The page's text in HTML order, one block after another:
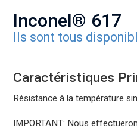
Inconel® 617
Ils sont tous
Caractéristiques
Résistance à la température
IMPORTANT: Nous